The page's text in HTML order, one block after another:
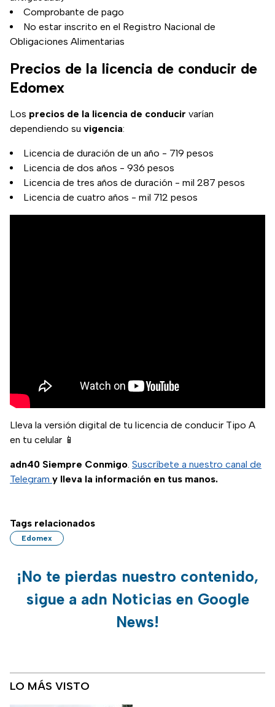
Comprobante de pago
No estar inscrito en el Registro Nacional de
Obligaciones Alimentarias
Precios de la licencia de conducir de
Edomex
Los precios de la licencia de conducir varían
dependiendo su vigencia:
Licencia de duración de un año - 719 pesos
Licencia de dos años - 936 pesos
Licencia de tres años de duración - mil 287 pesos
Licencia de cuatro años - mil 712 pesos
Lleva la versión digital de tu licencia de conducir Tipo A
en tu celular 📱
adn40 Siempre Conmigo. Suscríbete a nuestro canal de
Telegram y lleva la información en tus manos.
Tags relacionados
Edomex
¡No te pierdas nuestro contenido,
sigue a adn Noticias en Google
News!
LO MÁS VISTO